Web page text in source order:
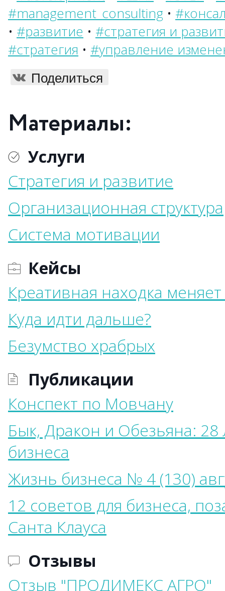
#management_consulting •
• #развитие • #стратегия и
#стратегия • #управление
Поделиться
Материалы:
Услуги
Стратегия и развитие
Организационная структура
Система мотивации
Кейсы
Креативная находка
Куда идти дальше?
Безумство храбрых
Публикации
Конспект по Мовчану
Бык, Дракон и Обезьяна: 28
бизнеса
Жизнь бизнеса № 4 (130)
12 советов для бизнеса,
Санта Клауса
Отзывы
Отзыв "ПРОДИМЕКС АГРО"